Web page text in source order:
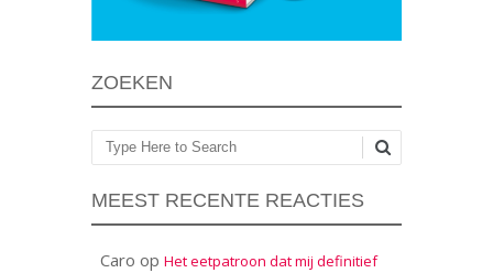
ZOEKEN
Zoeken
MEEST RECENTE REACTIES
Caro op Het eetpatroon dat mij definitief